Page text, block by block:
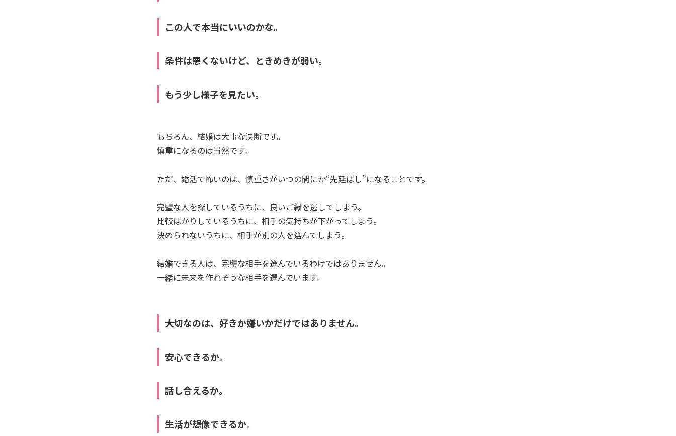
この人で本当にいいのかな。
条件は悪くないけど、ときめきが弱い。
もう少し様子を見たい。
もちろん、結婚は大事な決断です。
慎重になるのは当然です。
ただ、婚活で怖いのは、慎重さがいつの間にか“先延ばし”になることです。
完璧な人を探しているうちに、良いご縁を逃してしまう。
比較ばかりしているうちに、相手の気持ちが下がってしまう。
決められないうちに、相手が別の人を選んでしまう。
結婚できる人は、完璧な相手を選んでいるわけではありません。
一緒に未来を作れそうな相手を選んでいます。
大切なのは、好きか嫌いかだけではありません。
安心できるか。
話し合えるか。
生活が想像できるか。